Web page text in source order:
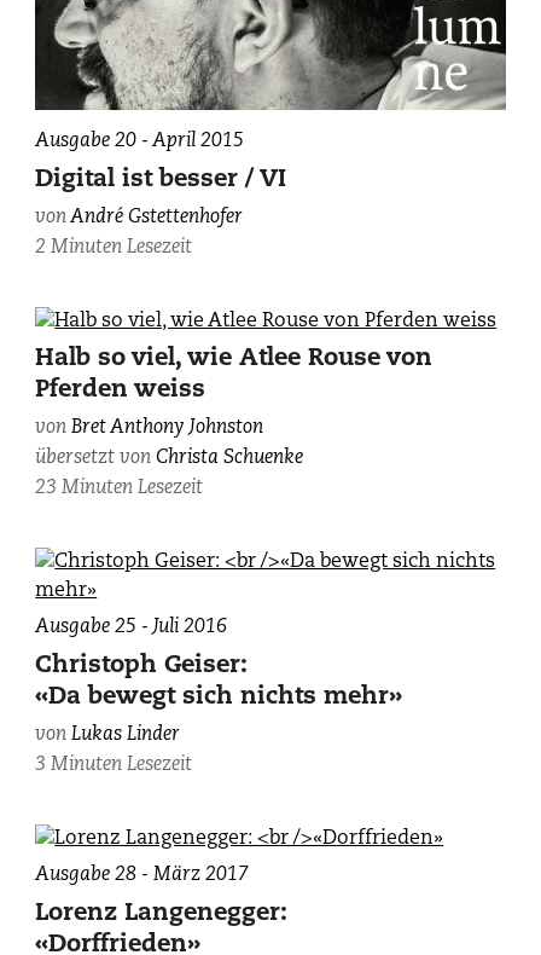
Ausgabe 20 - April 2015
Digital ist besser / VI
vonAndré Gstettenhofer
2 Minuten Lesezeit
Halb so viel, wie Atlee Rouse von
Pferden weiss
vonBret Anthony Johnston
übersetzt vonChrista Schuenke
23 Minuten Lesezeit
Ausgabe 25 - Juli 2016
Christoph Geiser:
«Da bewegt sich nichts mehr»
vonLukas Linder
3 Minuten Lesezeit
Ausgabe 28 - März 2017
Lorenz Langenegger:
«Dorffrieden»